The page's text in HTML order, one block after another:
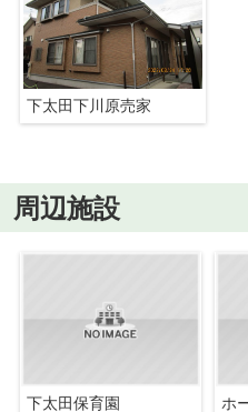
下太田下川原売家
周辺施設
下太田保育園